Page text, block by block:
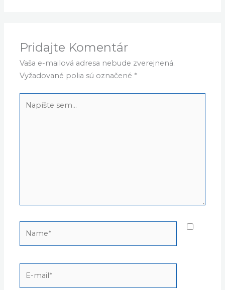
Pridajte Komentár
Vaša e-mailová adresa nebude zverejnená.
Vyžadované polia sú označené *
sem...